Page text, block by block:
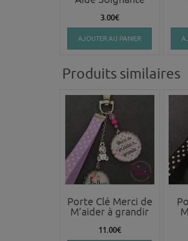
3.00€
AJOUTER AU PANIER
Produits similaires
Porte Clé Merci de
M’aider à grandir
11.00€